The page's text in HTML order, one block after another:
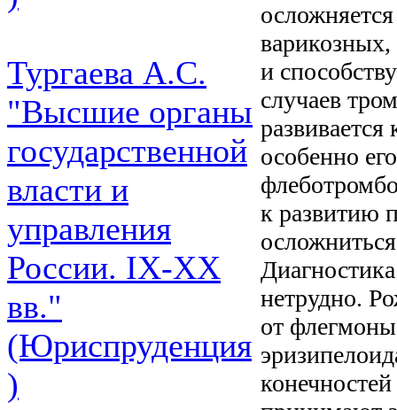
Тургаева А.С.
"Высшие органы
государственной
власти и
управления
России. IХ-ХХ
вв."
(Юриспруденция
)
и
случаев
особенно
к развитию
нетрудно.
от